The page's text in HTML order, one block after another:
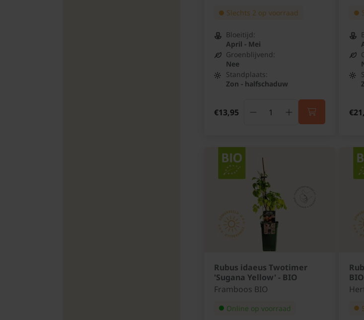
Slechts 2 op voorraad
Bloeitijd:
April - Mei
Groenblijvend:
Nee
Standplaats:
Zon - halfschaduw
€13,95
Rubus idaeus Twotimer
'Sugana Yellow' - BIO
Framboos BIO
Online op voorraad
BIO